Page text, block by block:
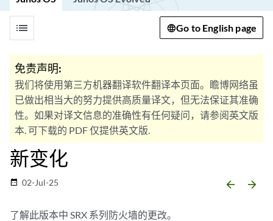
list Go to English page
免责声明:
我们将使用第三方机器翻译软件翻译本页面。瞻博网络虽
已做出相当大的努力提供高质量译文，但无法保证其准确
性。如果对译文信息的准确性有任何疑问，请参阅英文版
本. 可下载的 PDF 仅提供英文版.
新变化
date_range 02-Jul-25 arrow_backward arrow_forward
了解此版本中 SRX 系列防火墙的更改。